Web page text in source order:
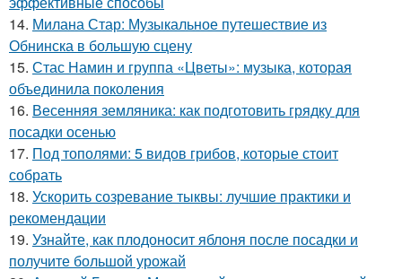
14. Милана Стар: Музыкальное путешествие из
Обнинска в большую сцену
15. Стас Намин и группа «Цветы»: музыка, которая
объединила поколения
16. Весенняя земляника: как подготовить грядку для
посадки осенью
17. Под тополями: 5 видов грибов, которые стоит
собрать
18. Ускорить созревание тыквы: лучшие практики и
рекомендации
19. Узнайте, как плодоносит яблоня после посадки и
получите большой урожай